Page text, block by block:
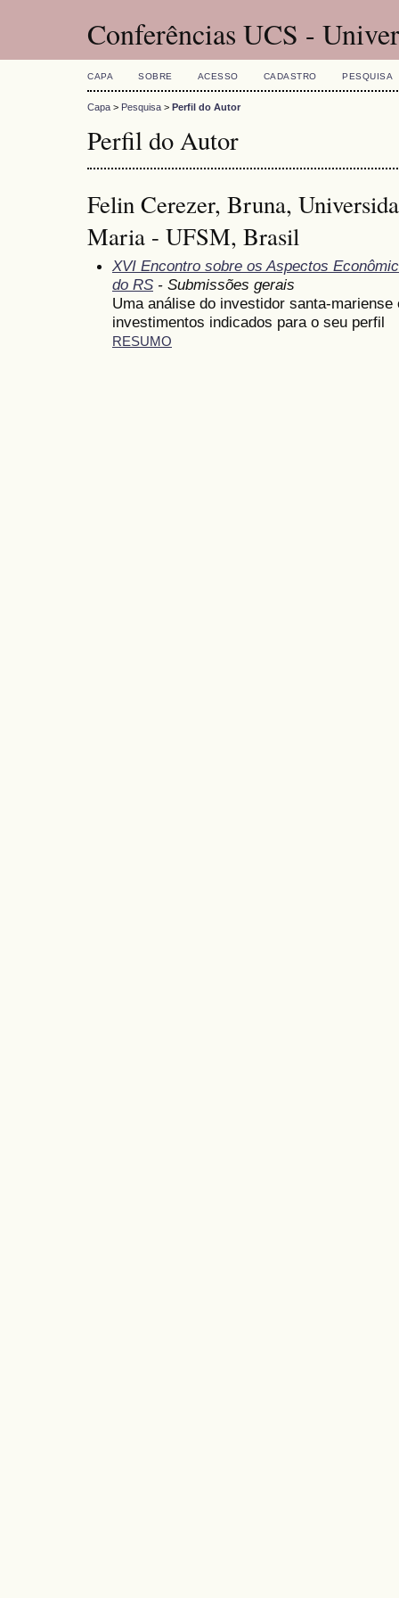
Conferências UCS -
CAPA SOBRE ACESSO CADASTRO PESQUISA
Capa > Pesquisa > Perfil do Autor
Perfil do Autor
Felin Cerezer, Bruna,
Maria - UFSM, Brasil
XVI Encontro sobre os Aspectos
do RS - Submissões gerais
Uma análise do investidor santa-
investimentos indicados para o seu perfil
RESUMO